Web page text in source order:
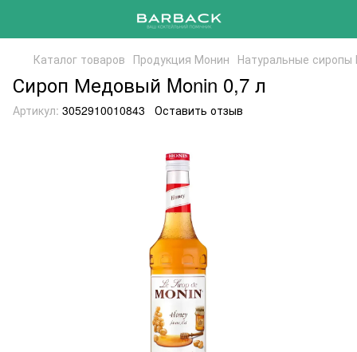
Каталог товаров Продукция Монин Натуральные
Сироп Медовый Monin 0,7 л
Артикул: 3052910010843 Оставить отзыв